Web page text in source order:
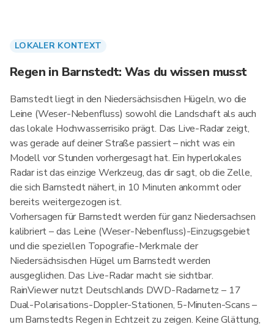
LOKALER KONTEXT
Regen in Barnstedt: Was du wissen musst
Barnstedt liegt in den Niedersächsischen Hügeln, wo die
Leine (Weser-Nebenfluss) sowohl die Landschaft als auch
das lokale Hochwasserrisiko prägt. Das Live-Radar zeigt,
was gerade auf deiner Straße passiert – nicht was ein
Modell vor Stunden vorhergesagt hat. Ein hyperlokales
Radar ist das einzige Werkzeug, das dir sagt, ob die Zelle,
die sich Barnstedt nähert, in 10 Minuten ankommt oder
bereits weitergezogen ist.
Vorhersagen für Barnstedt werden für ganz Niedersachsen
kalibriert – das Leine (Weser-Nebenfluss)-Einzugsgebiet
und die speziellen Topografie-Merkmale der
Niedersächsischen Hügel um Barnstedt werden
ausgeglichen. Das Live-Radar macht sie sichtbar.
RainViewer nutzt Deutschlands DWD-Radarnetz – 17
Dual-Polarisations-Doppler-Stationen, 5-Minuten-Scans –
um Barnstedts Regen in Echtzeit zu zeigen. Keine Glättung,